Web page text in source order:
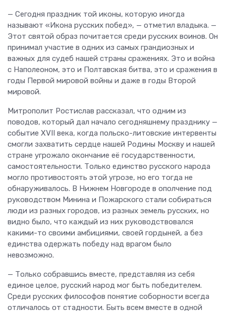
— Сегодня праздник той иконы, которую иногда
называют «Икона русских побед», — отметил владыка. —
Этот святой образ почитается среди русских воинов. Он
принимал участие в одних из самых грандиозных и
важных для судеб нашей страны сражениях. Это и война
с Наполеоном, это и Полтавская битва, это и сражения в
годы Первой мировой войны и даже в годы Второй
мировой.
Митрополит Ростислав рассказал, что одним из
поводов, который дал начало сегодняшнему празднику —
событие XVII века, когда польско-литовские интервенты
смогли захватить сердце нашей Родины Москву и нашей
стране угрожало окончание её государственности,
самостоятельности. Только единство русского народа
могло противостоять этой угрозе, но его тогда не
обнаруживалось. В Нижнем Новгороде в ополчение под
руководством Минина и Пожарского стали собираться
люди из разных городов, из разных земель русских, но
видно было, что каждый из них руководствовался
какими-то своими амбициями, своей гордыней, а без
единства одержать победу над врагом было
невозможно.
— Только собравшись вместе, представляя из себя
единое целое, русский народ мог быть победителем.
Среди русских философов понятие соборности всегда
отличалось от стадности. Быть всем вместе в одной